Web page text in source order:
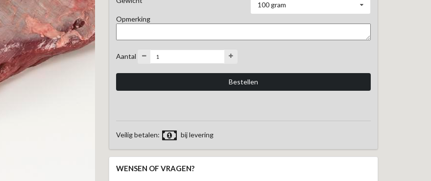
100 gram
Opmerking
Aantal
Veilig betalen: bij levering
WENSEN OF VRAGEN?